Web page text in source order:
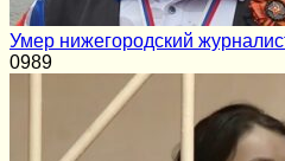
Умер нижегородский
0989